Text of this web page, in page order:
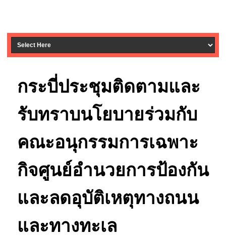
กระบี่ประชุมติดตามและ
รับทราบนโยบายร่วมกับ
คณะอนุกรรมการเฉพาะ
กิจศูนย์อำนวยการป้องกัน
และลดอุบัติเหตุทางถนน
และทางทะเล